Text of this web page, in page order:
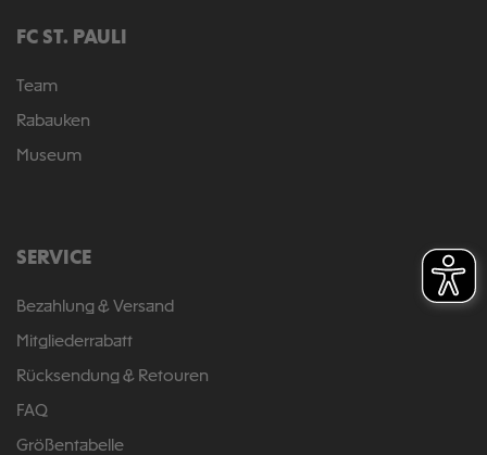
FC ST. PAULI
Team
Rabauken
Museum
SERVICE
Bezahlung & Versand
Mitgliederrabatt
Rücksendung & Retouren
FAQ
Größentabelle